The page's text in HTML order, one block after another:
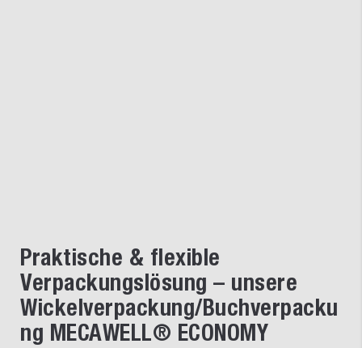
Praktische & flexible
Verpackungslösung – unsere
Wickelverpackung/Buchverpacku
ng MECAWELL® ECONOMY